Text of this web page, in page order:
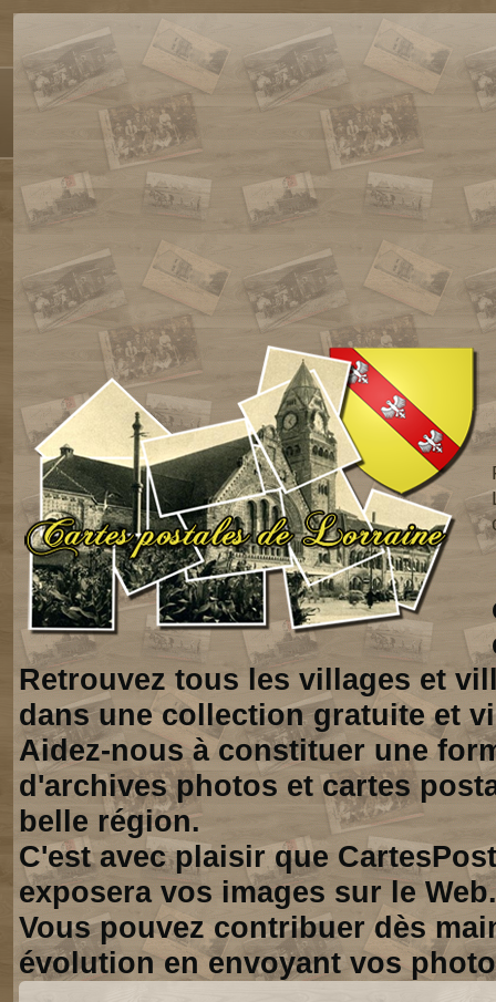
Retrouvez tous les villages et
dans une collection gratuite et
Aidez-nous à constituer une
d'archives photos et cartes
belle région.
C'est avec plaisir que
exposera vos images sur le Web.
Vous pouvez contribuer dès
évolution en envoyant vos